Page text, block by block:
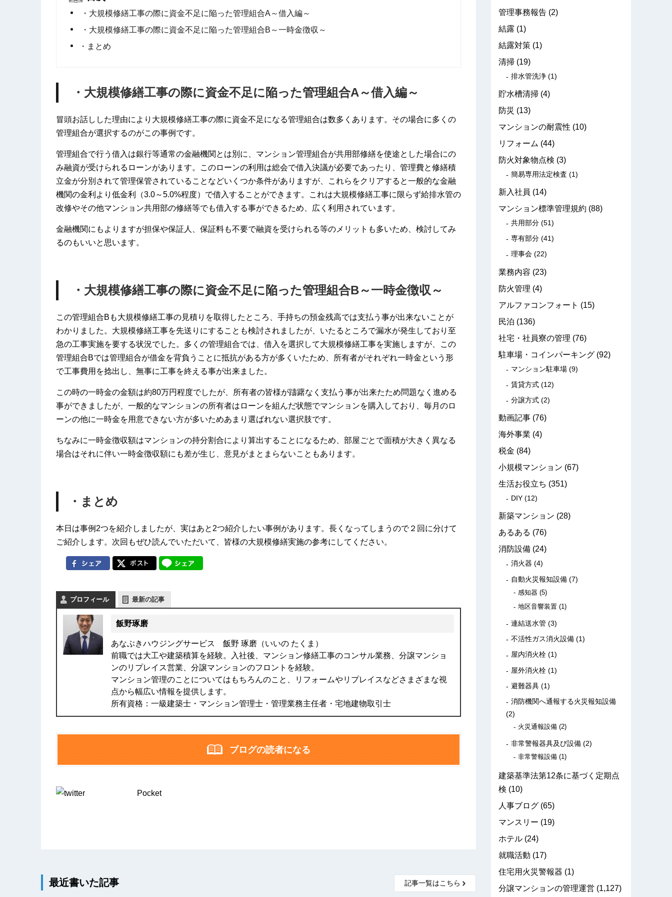
・大規模修繕工事の際に資金不足に陥った管理組合A～借入編～
・大規模修繕工事の際に資金不足に陥った管理組合B～一時金徴収～
・まとめ
・大規模修繕工事の際に資金不足に陥った管理組合A～借入編～
冒頭お話しした理由により大規模修繕工事の際に資金不足になる管理組合は数多くあります。その場合に多くの
管理組合が選択するのがこの事例です。
管理組合で行う借入は銀行等通常の金融機関とは別に、マンション管理組合が共用部修繕を使途とした場合にの
み融資が受けられるローンがあります。このローンの利用は総会で借入決議が必要であったり、管理費と修繕積
立金が分別されて管理保管されていることなどいくつか条件がありますが、これらをクリアすると一般的な金融
機関の金利より低金利（3.0～5.0%程度）で借入することができます。これは大規模修繕工事に限らず給排水管の
改修やその他マンション共用部の修繕等でも借入する事ができるため、広く利用されています。
金融機関にもよりますが担保や保証人、保証料も不要で融資を受けられる等のメリットも多いため、検討してみ
るのもいいと思います。
・大規模修繕工事の際に資金不足に陥った管理組合B～一時金徴収～
この管理組合Bも大規模修繕工事の見積りを取得したところ、手持ちの預金残高では支払う事が出来ないことが
わかりました。大規模修繕工事を先送りにすることも検討されましたが、いたるところで漏水が発生しており至
急の工事実施を要する状況でした。多くの管理組合では、借入を選択して大規模修繕工事を実施しますが、この
管理組合Bでは管理組合が借金を背負うことに抵抗がある方が多くいたため、所有者がそれぞれ一時金という形
で工事費用を捻出し、無事に工事を終える事が出来ました。
この時の一時金の金額は約80万円程度でしたが、所有者の皆様が躊躇なく支払う事が出来たため問題なく進める
事ができましたが、一般的なマンションの所有者はローンを組んだ状態でマンションを購入しており、毎月のロ
ーンの他に一時金を用意できない方が多いためあまり選ばれない選択肢です。
ちなみに一時金徴収額はマンションの持分割合により算出することになるため、部屋ごとで面積が大きく異なる
場合はそれに伴い一時金徴収額にも差が生じ、意見がまとまらないこともあります。
・まとめ
本日は事例2つを紹介しましたが、実はあと2つ紹介したい事例があります。長くなってしまうので２回に分けて
ご紹介します。次回もぜひ読んでいただいて、皆様の大規模修繕実施の参考にしてください。
プロフィール 最新の記事
飯野琢磨
あなぶきハウジングサービス 飯野 琢磨（いいの たくま）
前職では大工や建築積算を経験。入社後、マンション修繕工事のコンサル業務、分譲マンショ
ンのリプレイス営業、分譲マンションのフロントを経験。
マンション管理のことについてはもちろんのこと、リフォームやリプレイスなどさまざまな視
点から幅広い情報を提供します。
所有資格：一級建築士・マンション管理士・管理業務主任者・宅地建物取引士
ブログの読者になる
Pocket
最近書いた記事 記事一覧はこちら
管理事務報告 (2)
結露 (1)
結露対策 (1)
清掃 (19)
排水管洗浄 (1)
貯水槽清掃 (4)
防災 (13)
マンションの耐震性 (10)
リフォーム (44)
防火対象物点検 (3)
簡易専用法定検査 (1)
新入社員 (14)
マンション標準管理規約 (88)
共用部分 (51)
専有部分 (41)
理事会 (22)
業務内容 (23)
防火管理 (4)
アルファコンフォート (15)
民泊 (136)
社宅・社員寮の管理 (76)
駐車場・コインパーキング (92)
マンション駐車場 (9)
賃貸方式 (12)
分譲方式 (2)
動画記事 (76)
海外事業 (4)
税金 (84)
小規模マンション (67)
生活お役立ち (351)
DIY (12)
新築マンション (28)
あるある (76)
消防設備 (24)
消火器 (4)
自動火災報知設備 (7)
感知器 (5)
地区音響装置 (1)
連結送水管 (3)
不活性ガス消火設備 (1)
屋内消火栓 (1)
屋外消火栓 (1)
避難器具 (1)
消防機関へ通報する火災報知設備
(2)
火災通報設備 (2)
非常警報器具及び設備 (2)
非常警報設備 (1)
建築基準法第12条に基づく定期点
検 (10)
人事ブログ (65)
マンスリー (19)
ホテル (24)
就職活動 (17)
住宅用火災警報器 (1)
分譲マンションの管理運営 (1,127)